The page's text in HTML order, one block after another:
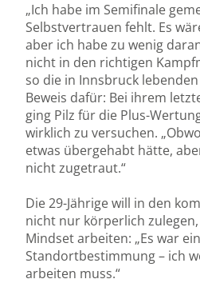
„Ich habe im Semifinale
Selbstvertrauen fehlt. Es
aber ich habe zu wenig
nicht in den richtigen
so die in Innsbruck
Beweis dafür: Bei ihrem
ging Pilz für die Plus-
wirklich zu versuchen.
etwas übergehabt hätte,
nicht zugetraut.“
Die 29-Jährige will in den
nicht nur körperlich
Mindset arbeiten: „Es war
Standortbestimmung – ich
arbeiten muss.“